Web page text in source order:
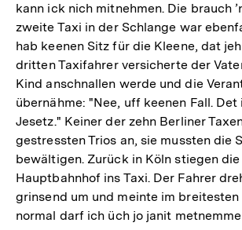
kann ick nich mitnehmen. Die brauch
zweite Taxi in der Schlange war
hab keenen Sitz für die Kleene, dat
dritten Taxifahrer versicherte der
Kind anschnallen werde und die
übernähme: "Nee, uff keenen Fall.
Jesetz." Keiner der zehn Berliner
gestressten Trios an, sie mussten die
bewältigen. Zurück in Köln stiegen
Hauptbahnhof ins Taxi. Der Fahrer
grinsend um und meinte im breitesten
normal darf ich üch jo janit